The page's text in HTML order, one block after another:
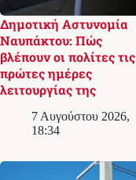
Δημοτική Αστυνομία
Ναυπάκτου: Πώς
βλέπουν οι πολίτες τις
πρώτες ημέρες
λειτουργίας της
7 Αυγούστου 2026,
18:34